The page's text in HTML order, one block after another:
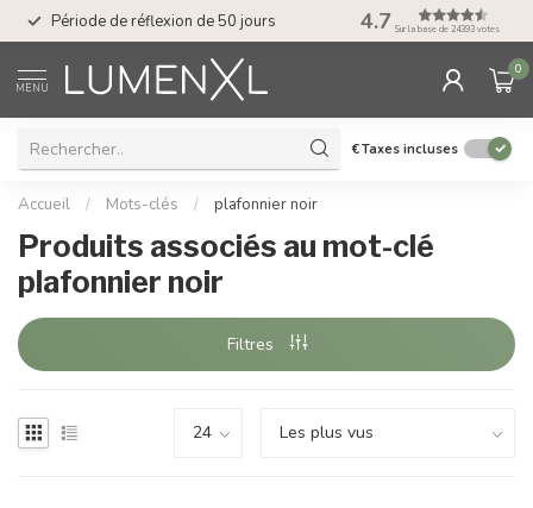
Période de réflexion de 50 jours Service : du lundi
17.00
4.7 Sur la base de 24393 votes
MENU
0
€Taxes incluses
Accueil / Mots-clés / plafonnier noir
Produits associés au mot-clé
plafonnier noir
Filtres